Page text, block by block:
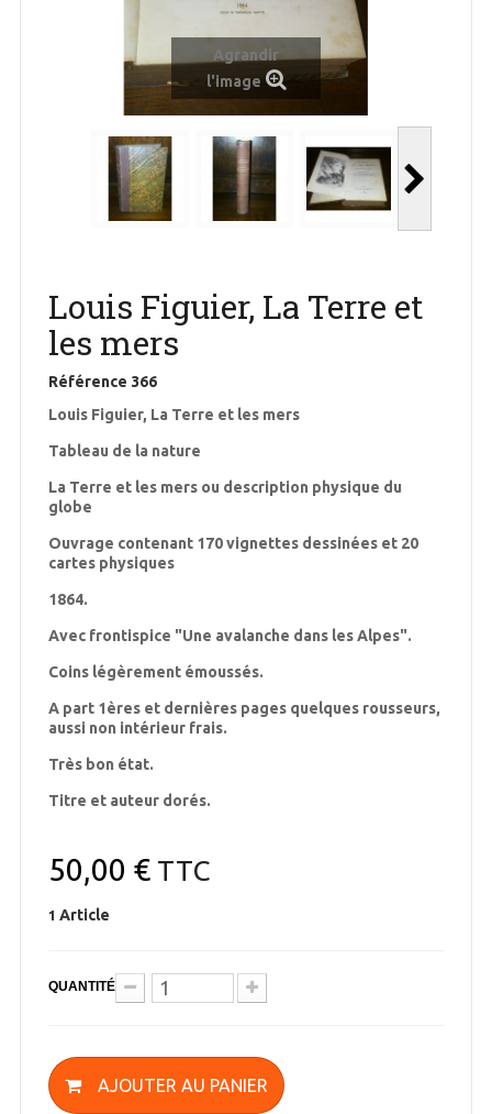
Agrandir
l'image
Louis Figuier, La Terre et
les mers
Référence 366
Louis Figuier, La Terre et les mers
Tableau de la nature
La Terre et les mers ou description physique du
globe
Ouvrage contenant 170 vignettes dessinées et 20
cartes physiques
1864.
Avec frontispice "Une avalanche dans les Alpes".
Coins légèrement émoussés.
A part 1ères et dernières pages quelques rousseurs,
aussi non intérieur frais.
Très bon état.
Titre et auteur dorés.
50,00 €TTC
1 Article
QUANTITÉ
AJOUTER AU PANIER